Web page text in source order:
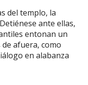
del templo, la
ante ellas,
entonan un
afuera, como
en alabanza